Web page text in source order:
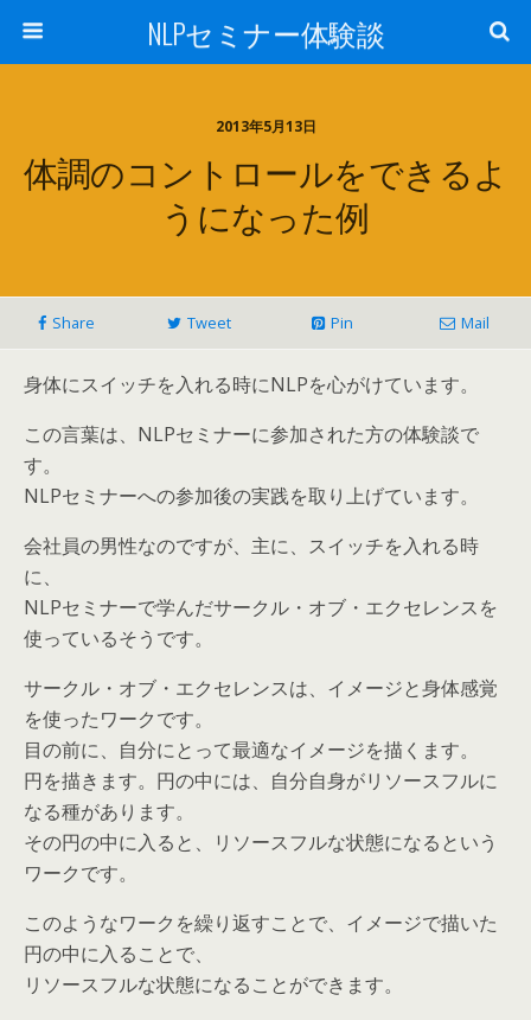
NLPセミナー体験談
2013年5月13日
体調のコントロールをできるよ
うになった例
Share Tweet Pin Mail
身体にスイッチを入れる時にNLPを心がけています。
この言葉は、NLPセミナーに参加された方の体験談で
す。
NLPセミナーへの参加後の実践を取り上げています。
会社員の男性なのですが、主に、スイッチを入れる時
に、
NLPセミナーで学んだサークル・オブ・エクセレンスを
使っているそうです。
サークル・オブ・エクセレンスは、イメージと身体感覚
を使ったワークです。
目の前に、自分にとって最適なイメージを描くます。
円を描きます。円の中には、自分自身がリソースフルに
なる種があります。
その円の中に入ると、リソースフルな状態になるという
ワークです。
このようなワークを繰り返すことで、イメージで描いた
円の中に入ることで、
リソースフルな状態になることができます。